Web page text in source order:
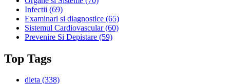
Infectii (69)
Examinari si diagnostice (65)
Sistemul Cardiovascular(60)
Prevenire Si Depistare (59)
Top Tags
dieta (338)